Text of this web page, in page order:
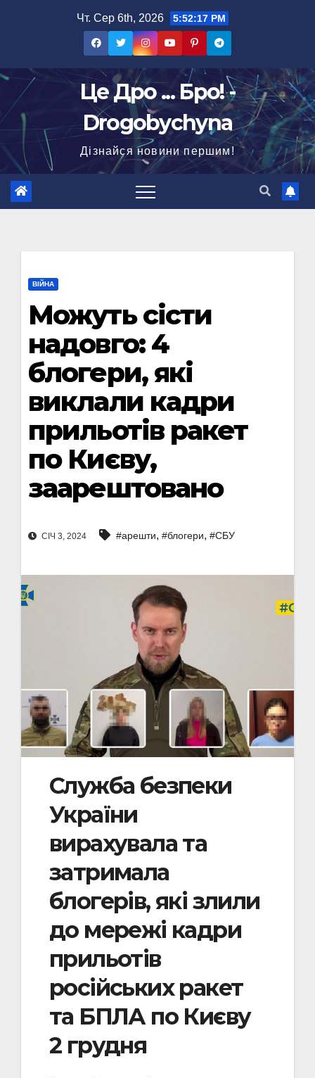
Чт. Сер 6th, 2026 5:52:18 PM
Це Дро ... Бро! -
Drogobychyna
Дізнайся новини першим!
ВІЙНА
Можуть сісти
надовго: 4
блогери, які
виклали кадри
прильотів ракет
по Києву,
заарештовано
СІЧ 3, 2024 #арешти, #блогери, #СБУ
Служба безпеки
України
вирахувала та
затримала
блогерів, які злили
до мережі кадри
прильотів
російських ракет
та БПЛА по Києву
2 грудня